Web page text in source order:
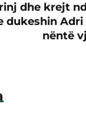
dhe krejt
dukeshin Adri
nëntë